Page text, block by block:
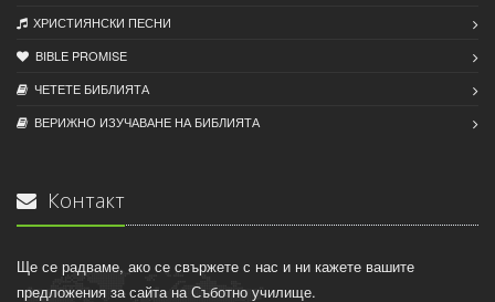
ХРИСТИЯНСКИ ПЕСНИ
BIBLE PROMISE
ЧЕТЕТЕ БИБЛИЯТА
ВЕРИЖНО ИЗУЧАВАНЕ НА БИБЛИЯТА
Контакт
Ще се радваме, ако се свържете с нас и ни кажете вашите
предложения за сайта на Съботно училище.